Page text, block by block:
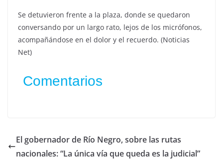
Se detuvieron frente a la plaza, donde se quedaron
conversando por un largo rato, lejos de los micrófonos,
acompañándose en el dolor y el recuerdo. (Noticias
Net)
Comentarios
El gobernador de Río Negro, sobre las rutas
nacionales: “La única vía que queda es la judicial”